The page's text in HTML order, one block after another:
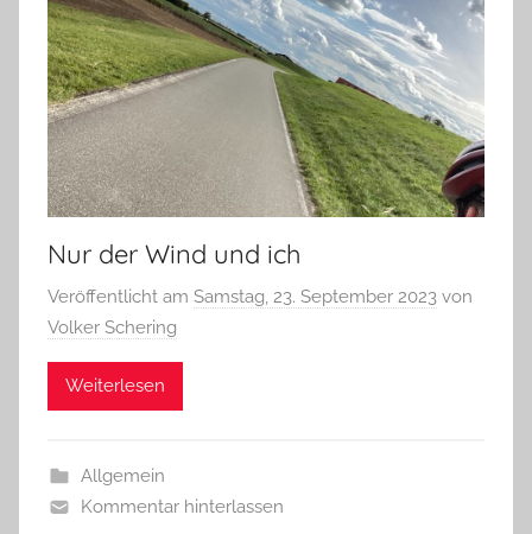
Nur der Wind und ich
Veröffentlicht am Samstag, 23. September 2023 von
Volker Schering
Weiterlesen
Allgemein
Kommentar hinterlassen